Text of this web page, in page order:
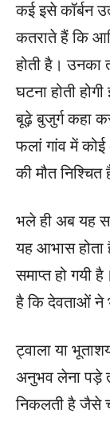
कई इसे कॉर्बन
कतराते हैं कि
होती है। उनका
घटना होती
बूढ़े बुजुर्ग कहा
फलां गांव में कोई
की मौत निश्चित
भले ही अब यह
यह आभास होता
समाप्त हो गयी
है कि देवताओं ने
ट्वाला या
अनुभव लेना पड़े
निकलती है जैसे